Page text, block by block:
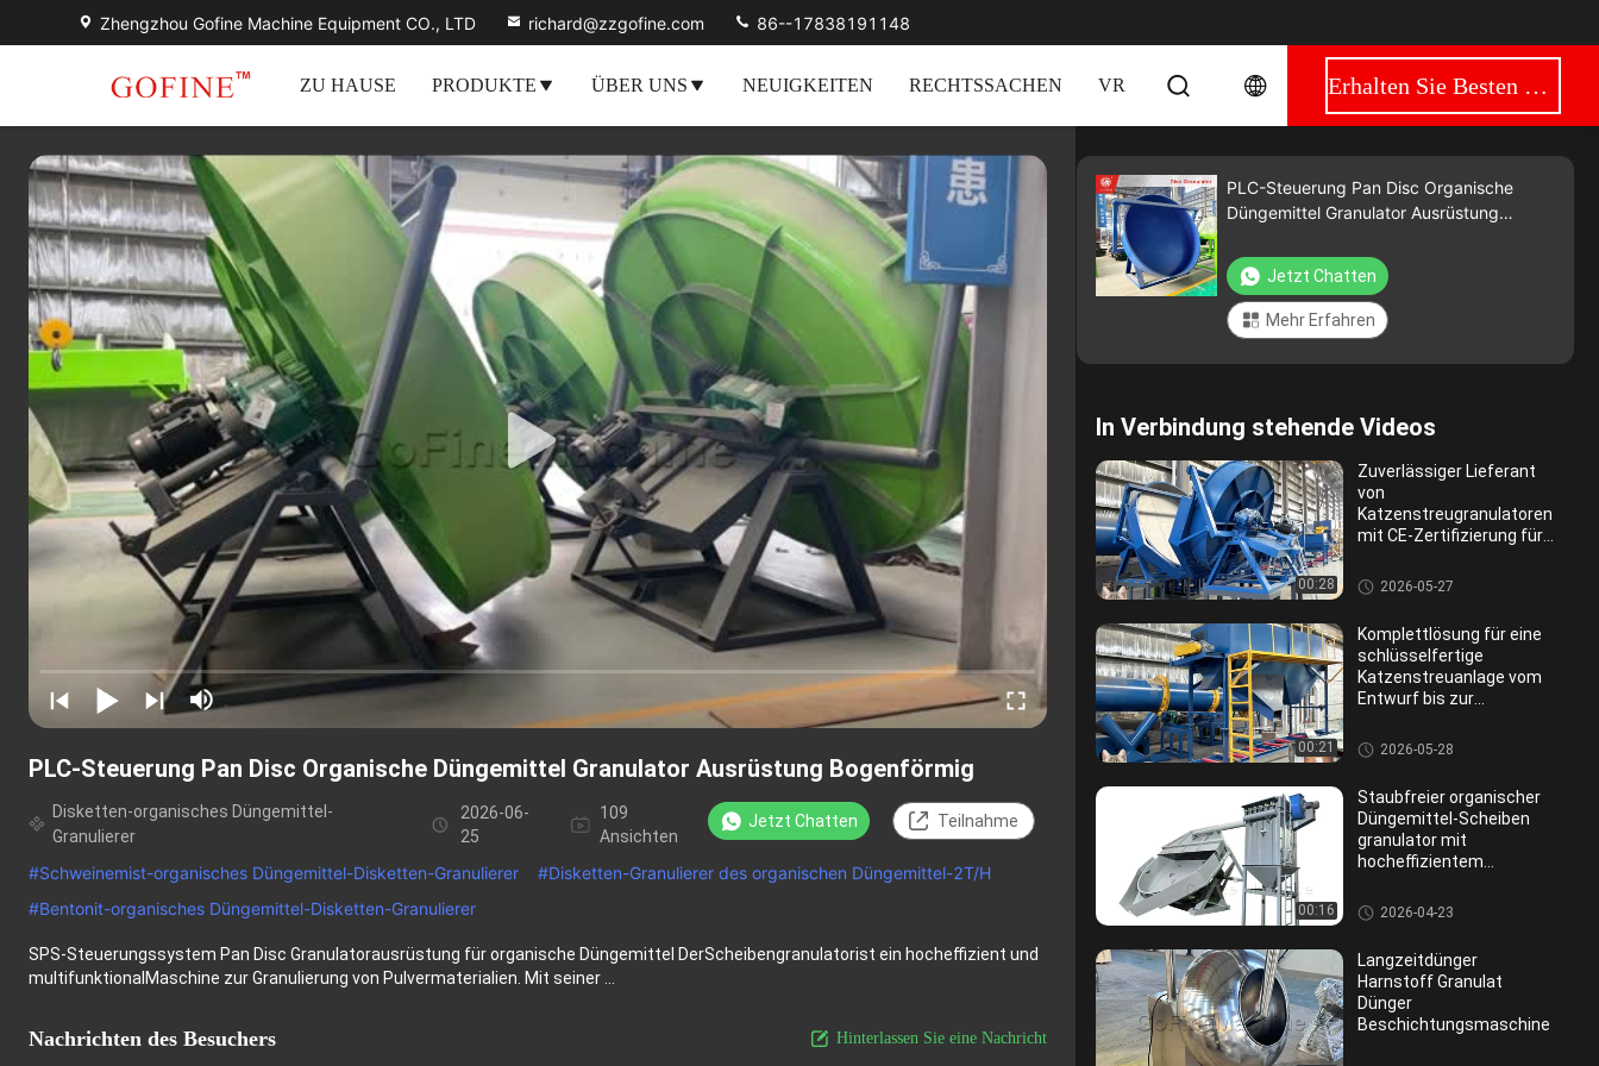
Zhengzhou Gofine Machine Equipment CO., LTD richard@zzgofine.com 86--17838191148
ZU HAUSE PRODUKTE ÜBER UNS NEUIGKEITEN RECHTSSACHEN VR Erhalten Sie Besten Preis
PLC-Steuerung Pan Disc Organische Düngemittel Granulator Ausrüstung Bogenförmig
Disketten-organisches Düngemittel-
Granulierer
2026-06-
25
109
Ansichten
Jetzt Chatten Teilnahme
#Schweinemist-organisches Düngemittel-Disketten-Granulierer #Disketten-Granulierer des organischen Düngemittel-2T/H
#Bentonit-organisches Düngemittel-Disketten-Granulierer
SPS-Steuerungssystem Pan Disc Granulatorausrüstung für organische Düngemittel DerScheibengranulatorist ein hocheffizient und
multifunktionalMaschine zur Granulierung von Pulvermaterialien. Mit seiner ...
Nachrichten des Besuchers Hinterlassen Sie eine Nachricht
PLC-Steuerung Pan Disc Organische
Düngemittel Granulator Ausrüstung
Jetzt Chatten
Mehr Erfahren
In Verbindung stehende Videos
00:28
Zuverlässiger Lieferant
von
Katzenstreugranulatoren
mit CE-Zertifizierung für
Disketten-organisches Dünge
mittel-Granulierer
2026-05-27
00:21
Komplettlösung für eine
schlüsselfertige
Katzenstreuanlage vom
Entwurf bis zur
Disketten-organisches Dünge
mittel-Granulierer
2026-05-28
00:16
Staubfreier organischer
Düngemittel-Scheiben
granulator mit
hocheffizientem
Disketten-organisches Dünge
mittel-Granulierer
2026-04-23
Langzeitdünger
Harnstoff Granulat
Dünger
Beschichtungsmaschine